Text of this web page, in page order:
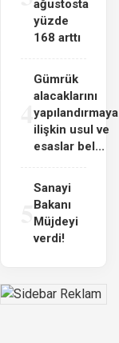
ağustosta
yüzde
168 arttı
4
Gümrük
alacaklarını
yapılandırmaya
ilişkin usul ve
esaslar bel...
Sanayi
Bakanı
Müjdeyi
verdi!